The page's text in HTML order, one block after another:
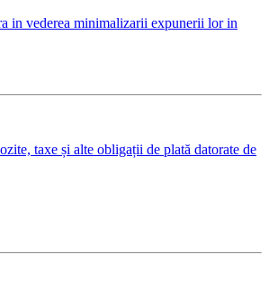
in vederea minimalizarii expunerii lor in
taxe și alte obligații de plată datorate de